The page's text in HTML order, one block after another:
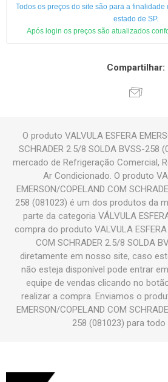
Todos os preços do site são para a finalidade
estado de SP.
Após login os preços são atualizados
Compartilhar:
O produto VALVULA ESFERA
SCHRADER 2.5/8 SOLDA BVSS-258
mercado de Refrigeração Comercial,
Ar Condicionado. O produto
EMERSON/COPELAND COM
258 (081023) é um dos produtos da
parte da categoria VÁLVULA
compra do produto VALVULA ESFERA
COM SCHRADER 2.5/8 SOLDA
diretamente em nosso site, caso
não esteja disponível pode entrar
equipe de vendas clicando no
realizar a compra. Enviamos o
EMERSON/COPELAND COM
258 (081023) para todo